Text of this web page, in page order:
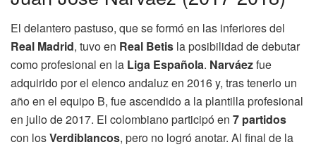
El delantero pastuso, que se formó en las inferiores del
Real Madrid, tuvo en Real Betis la posibilidad de debutar
como profesional en la Liga Española. Narváezfue
adquirido por el elenco andaluz en 2016 y, tras tenerlo un
año en el equipo B, fue ascendido a la plantilla profesional
en julio de 2017. El colombiano participó en 7 partidos
con losVerdiblancos, pero no logró anotar. Al final de la